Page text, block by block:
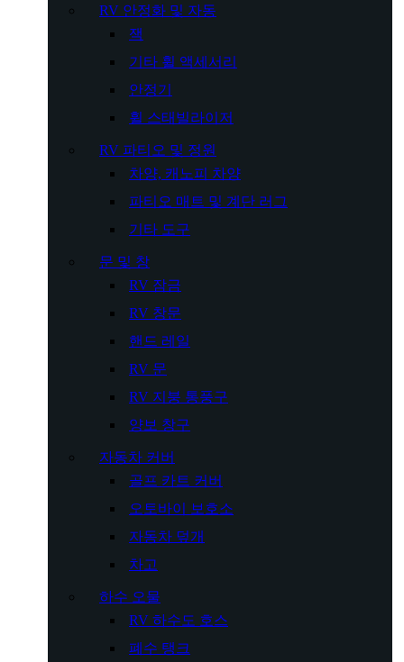
RV 안정화 및 자동
잭
기타 휠 액세서리
안정기
휠 스태빌라이저
RV 파티오 및 정원
차양, 캐노피 차양
파티오 매트 및 계단 러그
기타 도구
문 및 창
RV 잠금
RV 창문
핸드 레일
RV 문
RV 지붕 통풍구
양보 창구
자동차 커버
골프 카트 커버
오토바이 보호소
자동차 덮개
차고
하수 오물
RV 하수도 호스
폐수 탱크